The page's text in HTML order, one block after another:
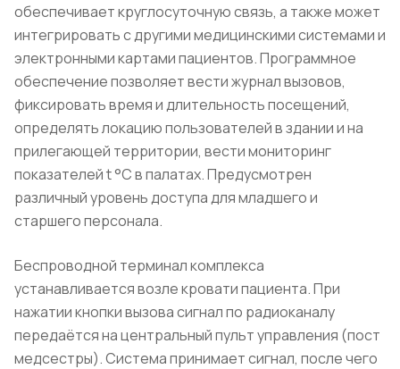
обеспечивает круглосуточную связь, а также может
интегрировать с другими медицинскими системами и
электронными картами пациентов. Программное
обеспечение позволяет вести журнал вызовов,
фиксировать время и длительность посещений,
определять локацию пользователей в здании и на
прилегающей территории, вести мониторинг
показателей t °C в палатах. Предусмотрен
различный уровень доступа для младшего и
старшего персонала.
Беспроводной терминал комплекса
устанавливается возле кровати пациента. При
нажатии кнопки вызова сигнал по радиоканалу
передаётся на центральный пульт управления (пост
медсестры). Система принимает сигнал, после чего